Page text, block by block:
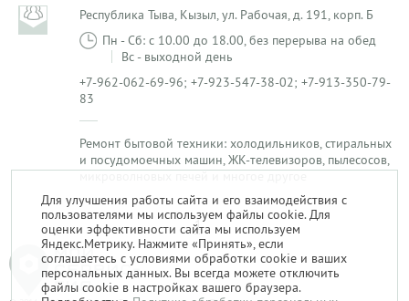
Республика Тыва, Кызыл, ул. Рабочая, д. 191, корп. Б
Пн - Сб: с 10.00 до 18.00, без перерыва на обед
Вс - выходной день
+7-962-062-69-96; +7-923-547-38-02; +7-913-350-79-
83
Ремонт бытовой техники: холодильников, стиральных
и посудомоечных машин, ЖК-телевизоров, пылесосов,
микроволновых печей и многое другое
1
Для улучшения работы сайта и его взаимодействия с
пользователями мы используем файлы cookie. Для
оценки эффективности сайта мы используем
Яндекс.Метрику. Нажмите «Принять», если
соглашаетесь с условиями обработки cookie и ваших
персональных данных. Вы всегда можете отключить
файлы cookie в настройках вашего браузера.